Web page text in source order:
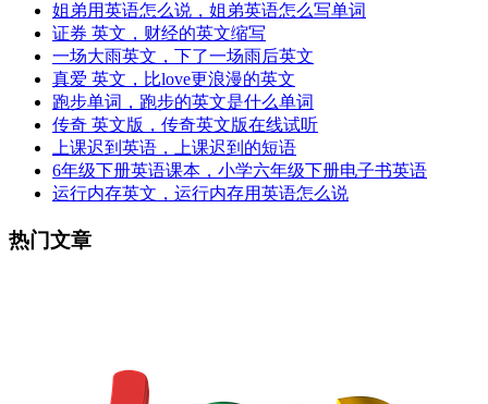
姐弟用英语怎么说，姐弟英语怎么写单词
证券 英文，财经的英文缩写
一场大雨英文，下了一场雨后英文
真爱 英文，比love更浪漫的英文
跑步单词，跑步的英文是什么单词
传奇 英文版，传奇英文版在线试听
上课迟到英语，上课迟到的短语
6年级下册英语课本，小学六年级下册电子书英语
运行内存英文，运行内存用英语怎么说
热门文章